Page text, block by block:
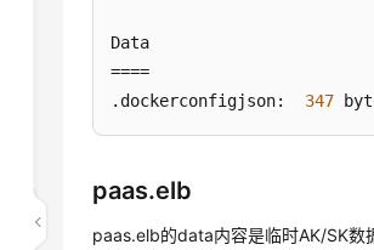
Data
====
.dockerconfigjson: 347
paas.elb
paas.elb的data内容是临时AK/SK数